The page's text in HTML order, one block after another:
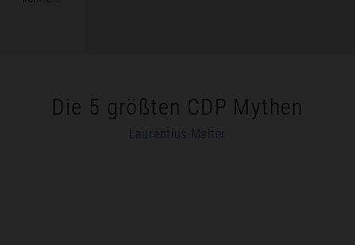
Die 5 größten CDP Mythen
Laurentius Malter